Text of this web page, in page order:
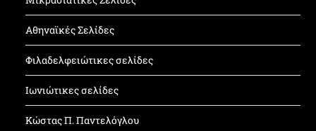
Αθηναϊκές Σελίδες
Φιλαδελφειώτικες σελίδες
Ιωνιώτικες σελίδες
Κώστας Π. Παντελόγλου